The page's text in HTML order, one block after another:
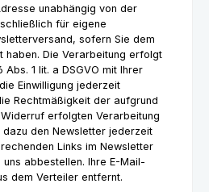
unabhängig von der
für eigene
sofern Sie dem
haben. Die Verarbeitung erfolgt
1 lit. a DSGVO mit Ihrer
Einwilligung jederzeit
Rechtmäßigkeit der aufgrund
erfolgten Verarbeitung
dazu den Newsletter jederzeit
Links im Newsletter
abbestellen. Ihre E-Mail-
dem Verteiler entfernt.